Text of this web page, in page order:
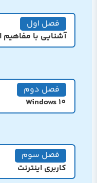
فصل اول
آشنایی با مفاهیم
فصل دوم
Windows 10
فصل سوم
کاربری اینترنت